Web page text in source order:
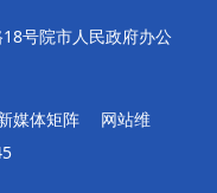
号院市人民政府办公
媒体矩阵
网站维